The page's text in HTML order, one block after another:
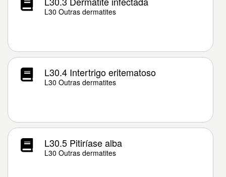
L30 Outras dermatites
L30.4 Intertrigo eritematoso
L30 Outras dermatites
L30.5 Pitiríase alba
L30 Outras dermatites